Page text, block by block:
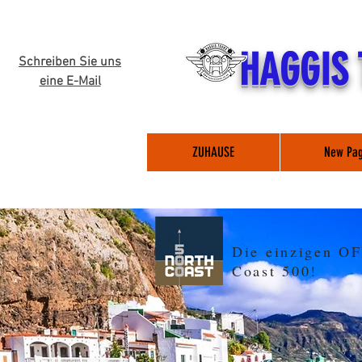
Schreiben Sie uns
eine E-Mail
HAGGIS
ZUHAUSE New
Die einzigen
Coast 500!